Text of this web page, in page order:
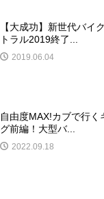
【大成功】新世代バイ
トラル2019終了...
2019.06.04
自由度MAX!カブで行く
グ前編！大型バ...
2022.09.18